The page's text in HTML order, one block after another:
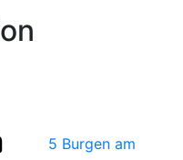
5 Burgen am